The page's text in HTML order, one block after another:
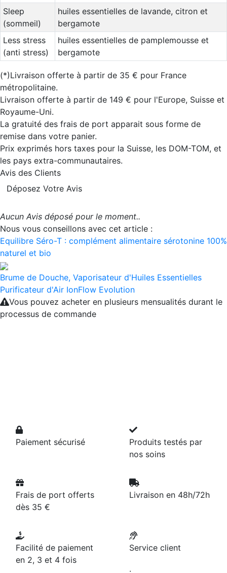
Sleep
(sommeil)
huiles essentielles de lavande, citron et
bergamote
Less stress
(anti stress)
huiles essentielles de pamplemousse et
bergamote
(*)Livraison offerte à partir de 35 € pour France
métropolitaine.
Livraison offerte à partir de 149 € pour l'Europe, Suisse et
Royaume-Uni.
La gratuité des frais de port apparait sous forme de
remise dans votre panier.
Prix exprimés hors taxes pour la Suisse, les DOM-TOM, et
les pays extra-communautaires.
Avis des Clients
Déposez Votre Avis
Aucun Avis déposé pour le moment..
Nous vous conseillons avec cet article :
Equilibre Séro-T : complément alimentaire sérotonine 100%
naturel et bio
Brume de Douche, Vaporisateur d'Huiles Essentielles
Purificateur d'Air IonFlow Evolution
Vous pouvez acheter en plusieurs mensualités durant le
processus de commande
Paiement sécurisé
Produits testés par
nos soins
Frais de port offerts
dès 35 €
Livraison en 48h/72h
Facilité de paiement
en 2, 3 et 4 fois
Service client